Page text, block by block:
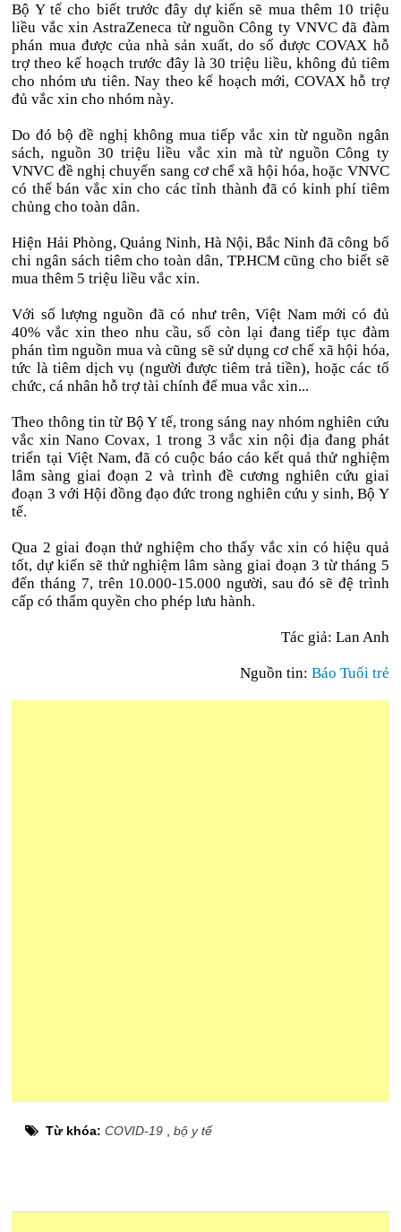
Bộ Y tế cho biết trước đây dự kiến sẽ mua thêm 10 triệu
liều vắc xin AstraZeneca từ nguồn Công ty VNVC đã đàm
phán mua được của nhà sản xuất, do số được COVAX hỗ
trợ theo kế hoạch trước đây là 30 triệu liều, không đủ tiêm
cho nhóm ưu tiên. Nay theo kế hoạch mới, COVAX hỗ trợ
đủ vắc xin cho nhóm này.
Do đó bộ đề nghị không mua tiếp vắc xin từ nguồn ngân
sách, nguồn 30 triệu liều vắc xin mà từ nguồn Công ty
VNVC đề nghị chuyển sang cơ chế xã hội hóa, hoặc VNVC
có thể bán vắc xin cho các tỉnh thành đã có kinh phí tiêm
chủng cho toàn dân.
Hiện Hải Phòng, Quảng Ninh, Hà Nội, Bắc Ninh đã công bố
chi ngân sách tiêm cho toàn dân, TP.HCM cũng cho biết sẽ
mua thêm 5 triệu liều vắc xin.
Với số lượng nguồn đã có như trên, Việt Nam mới có đủ
40% vắc xin theo nhu cầu, số còn lại đang tiếp tục đàm
phán tìm nguồn mua và cũng sẽ sử dụng cơ chế xã hội hóa,
tức là tiêm dịch vụ (người được tiêm trả tiền), hoặc các tổ
chức, cá nhân hỗ trợ tài chính để mua vắc xin...
Theo thông tin từ Bộ Y tế, trong sáng nay nhóm nghiên cứu
vắc xin Nano Covax, 1 trong 3 vắc xin nội địa đang phát
triển tại Việt Nam, đã có cuộc báo cáo kết quả thử nghiệm
lâm sàng giai đoạn 2 và trình đề cương nghiên cứu giai
đoạn 3 với Hội đồng đạo đức trong nghiên cứu y sinh, Bộ Y
tế.
Qua 2 giai đoạn thử nghiệm cho thấy vắc xin có hiệu quả
tốt, dự kiến sẽ thử nghiệm lâm sàng giai đoạn 3 từ tháng 5
đến tháng 7, trên 10.000-15.000 người, sau đó sẽ đệ trình
cấp có thẩm quyền cho phép lưu hành.
Tác giả: Lan Anh
Nguồn tin: Báo Tuổi trẻ
Từ khóa:COVID-19 ,bộ y tế